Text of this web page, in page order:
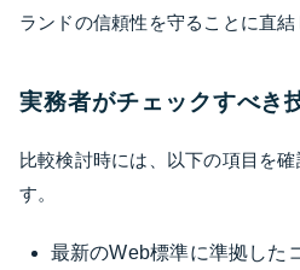
ランドの信頼性を守ることに直結
実務者がチェックすべき
比較検討時には、以下の項目を
す。
最新のWeb標準に準拠した